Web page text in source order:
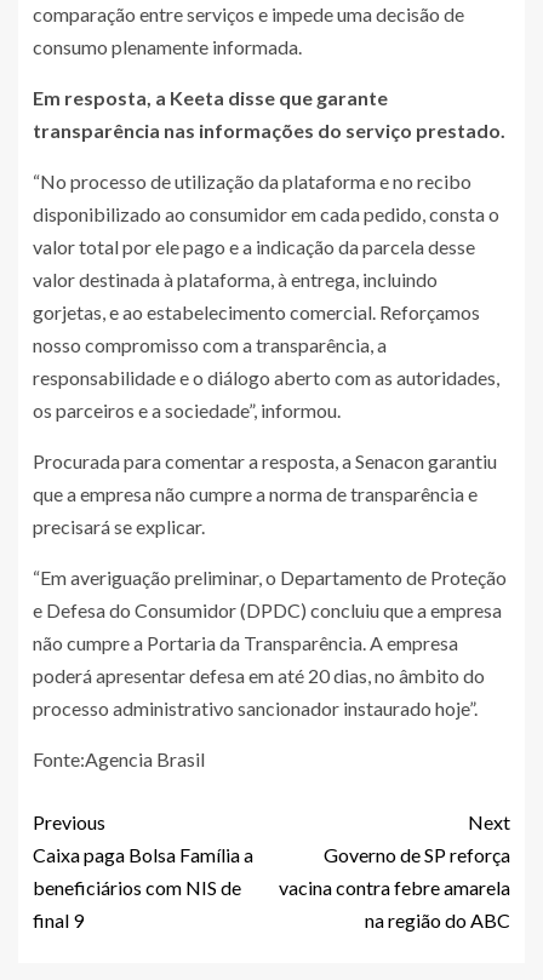
comparação entre serviços e impede uma decisão de
consumo plenamente informada.
Em resposta, a Keeta disse que garante
transparência nas informações do serviço prestado.
“No processo de utilização da plataforma e no recibo
disponibilizado ao consumidor em cada pedido, consta o
valor total por ele pago e a indicação da parcela desse
valor destinada à plataforma, à entrega, incluindo
gorjetas, e ao estabelecimento comercial. Reforçamos
nosso compromisso com a transparência, a
responsabilidade e o diálogo aberto com as autoridades,
os parceiros e a sociedade”, informou.
Procurada para comentar a resposta, a Senacon garantiu
que a empresa não cumpre a norma de transparência e
precisará se explicar.
“Em averiguação preliminar, o Departamento de Proteção
e Defesa do Consumidor (DPDC) concluiu que a empresa
não cumpre a Portaria da Transparência. A empresa
poderá apresentar defesa em até 20 dias, no âmbito do
processo administrativo sancionador instaurado hoje”.
Fonte:Agencia Brasil
Previous
Caixa paga Bolsa Família a
beneficiários com NIS de
final 9
Next
Governo de SP reforça
vacina contra febre amarela
na região do ABC